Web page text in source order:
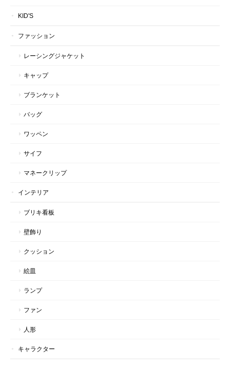
KID'S
ファッション
レーシングジャケット
キャップ
ブランケット
バッグ
ワッペン
サイフ
マネークリップ
インテリア
ブリキ看板
壁飾り
クッション
絵皿
ランプ
ファン
人形
キャラクター